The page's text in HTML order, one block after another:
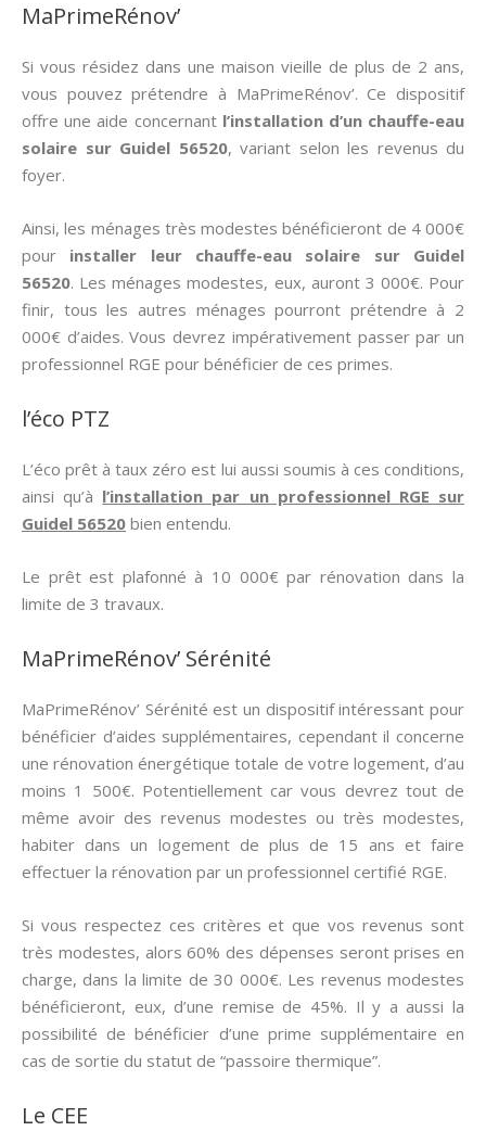
MaPrimeRénov’
Si vous résidez dans une maison vieille de plus de 2 ans,
vous pouvez prétendre à MaPrimeRénov’. Ce dispositif
offre une aide concernant l’installation d’un chauffe-eau
solaire sur Guidel 56520, variant selon les revenus du
foyer.
Ainsi, les ménages très modestes bénéficieront de 4 000€
pour installer leur chauffe-eau solaire sur Guidel
56520. Les ménages modestes, eux, auront 3 000€. Pour
finir, tous les autres ménages pourront prétendre à 2
000€ d’aides. Vous devrez impérativement passer par un
professionnel RGE pour bénéficier de ces primes.
l’éco PTZ
L’éco prêt à taux zéro est lui aussi soumis à ces conditions,
ainsi qu’à l’installation par un professionnel RGE sur
Guidel 56520 bien entendu.
Le prêt est plafonné à 10 000€ par rénovation dans la
limite de 3 travaux.
MaPrimeRénov’ Sérénité
MaPrimeRénov’ Sérénité est un dispositif intéressant pour
bénéficier d’aides supplémentaires, cependant il concerne
une rénovation énergétique totale de votre logement, d’au
moins 1 500€. Potentiellement car vous devrez tout de
même avoir des revenus modestes ou très modestes,
habiter dans un logement de plus de 15 ans et faire
effectuer la rénovation par un professionnel certifié RGE.
Si vous respectez ces critères et que vos revenus sont
très modestes, alors 60% des dépenses seront prises en
charge, dans la limite de 30 000€. Les revenus modestes
bénéficieront, eux, d’une remise de 45%. Il y a aussi la
possibilité de bénéficier d’une prime supplémentaire en
cas de sortie du statut de “passoire thermique”.
Le CEE